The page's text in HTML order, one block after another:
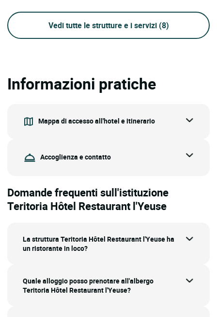
Vedi tutte le strutture e i servizi (8)
Informazioni pratiche
Mappa di accesso all'hotel e itinerario
Accoglienza e contatto
Domande frequenti sull'istituzione
Teritoria Hôtel Restaurant l'Yeuse
La struttura Teritoria Hôtel Restaurant l'Yeuse ha
un ristorante in loco?
Quale alloggio posso prenotare all'albergo
Teritoria Hôtel Restaurant l'Yeuse?